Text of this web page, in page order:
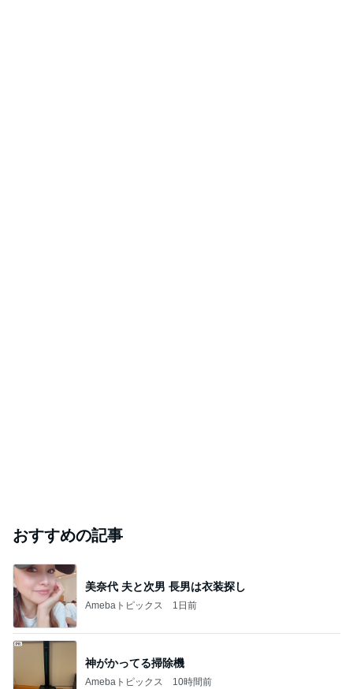
おすすめの記事
美奈代 夫と次男 長男は衣装探し
Amebaトピックス 1日前
神がかってる掃除機
Amebaトピックス 10時間前